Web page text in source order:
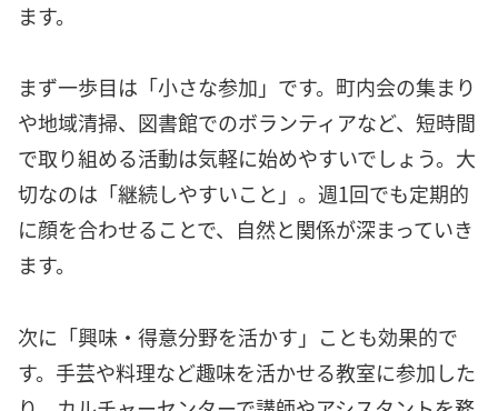
ます。
まず一歩目は「小さな参加」です。町内会の集まり
や地域清掃、図書館でのボランティアなど、短時間
で取り組める活動は気軽に始めやすいでしょう。大
切なのは「継続しやすいこと」。週1回でも定期的
に顔を合わせることで、自然と関係が深まっていき
ます。
次に「興味・得意分野を活かす」ことも効果的で
す。手芸や料理など趣味を活かせる教室に参加した